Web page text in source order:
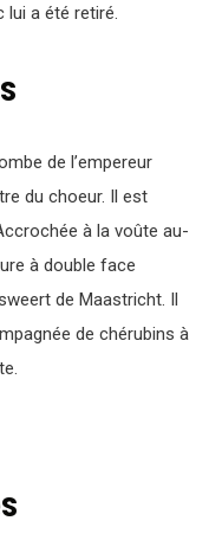
lui a été retiré.
de l’empereur
du choeur. Il est
à la voûte au-
à double face
de Maastricht. Il
de chérubins à